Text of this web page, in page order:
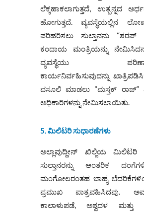
ಲೆಕ್ಕಹಾಕಲಾಗುತ್ತದೆ, ಉತ್ಪನ್ನದ
ಹೋಗುತ್ತದೆ. ವ್ಯವಸ್ಥೆಯಲ್ಲಿನ
ಪರಿಹರಿಸಲು ಸುಲ್ತಾನನು “ಶರಪ್
ಕಂದಾಯ ಮಂತ್ರಿಯನ್ನು
ವ್ಯವಸ್ಥೆಯು
ಕಾರ್ಯನಿರ್ವಹಿಸುವುದನ್ನು
ವಸೂಲಿ ಮಾಡಲು “ಮಸ್ತಕ್ ರಾಜ್”
ಅಧಿಕಾರಿಗಳನ್ನು ನೇಮಿಸಲಾಯಿತು.
5. ಮಿಲಿಟರಿ ಸುಧಾರಣೆಗಳು
ಅಲ್ಲಾವುದ್ದೀನ್ ಖಿಲ್ಜಿಯ ಮಿಲಿಟರಿ
ಸುಲ್ತಾನರನ್ನು ಆಂತರಿಕ
ಮಂಗೋಲರಂತಹ ಬಾಹ್ಯ
ಪ್ರಮುಖ ಪಾತ್ರವಹಿಸಿದವು.
ಕಾಲಾಳುಪಡೆ, ಅಶ್ವದಳ ಮತ್ತು